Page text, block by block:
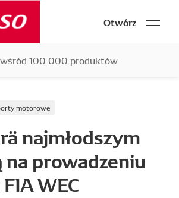
Otwórz
motorowe
najmłodszym
prowadzeniu
WEC